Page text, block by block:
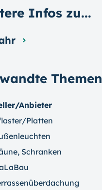
Themen
Anbieter
Platten
Schranken
Infos zu...